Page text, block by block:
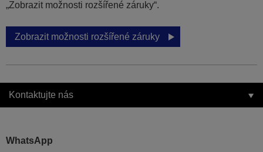
„Zobrazit možnosti rozšířené záruky“.
Zobrazit možnosti rozšířené záruky
Kontaktujte nás
WhatsApp